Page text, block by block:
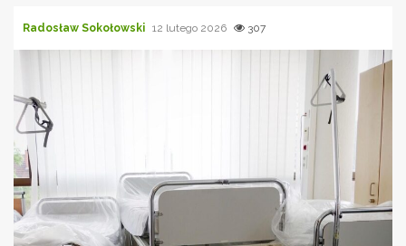
Radosław Sokołowski 12 lutego 2026 307